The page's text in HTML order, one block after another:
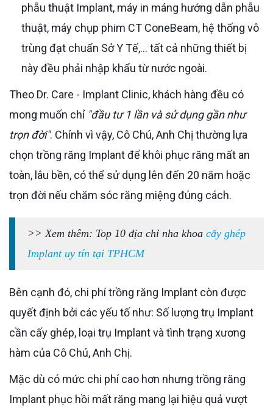
phẫu thuật Implant, máy in máng hướng dẫn phẫu
thuật, máy chụp phim CT ConeBeam, hệ thống vô
trùng đạt chuẩn Sở Y Tế,... tất cả những thiết bị
này đều phải nhập khẩu từ nước ngoài.
Theo Dr. Care - Implant Clinic, khách hàng đều có
mong muốn chỉ "đầu tư 1 lần và sử dụng gần như
trọn đời". Chính vì vậy, Cô Chú, Anh Chị thường lựa
chọn trồng răng Implant để khôi phục răng mất an
toàn, lâu bền, có thể sử dụng lên đến 20 năm hoặc
trọn đời nếu chăm sóc răng miệng đúng cách.
>> Xem thêm: Top 10 địa chỉ nha khoa cấy ghép
Implant uy tín tại TPHCM
Bên cạnh đó, chi phí trồng răng Implant còn được
quyết định bởi các yếu tố như: Số lượng trụ Implant
cần cấy ghép, loại trụ Implant và tình trạng xương
hàm của Cô Chú, Anh Chị.
Mặc dù có mức chi phí cao hơn nhưng trồng răng
Implant phục hồi mất răng mang lại hiệu quả vượt